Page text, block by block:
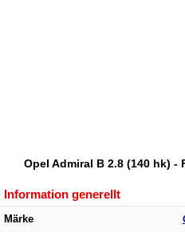
Opel Admiral B 2.8 (140 hk)
Information generellt
Märke